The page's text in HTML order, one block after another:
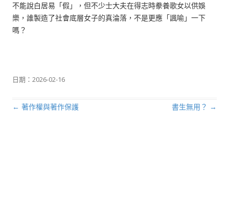
不能說白居易「假」，但不少士大夫在得志時豢養歌女以供娛
樂，誰製造了社會底層女子的真淪落，不是更應「諷喻」一下
嗎？
日期： 2026-02-16
文章導航列
← 著作權與著作保護 書生無用？ →